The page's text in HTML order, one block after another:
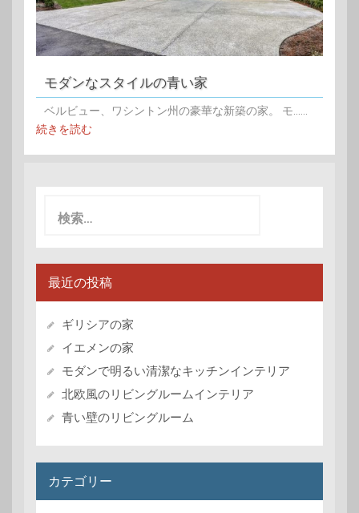
モダンなスタイルの青い家
ベルビュー、ワシントン州の豪華な新築の家。 モ......
続きを読む
最近の投稿
ギリシアの家
イエメンの家
モダンで明るい清潔なキッチンインテリア
北欧風のリビングルームインテリア
青い壁のリビングルーム
カテゴリー